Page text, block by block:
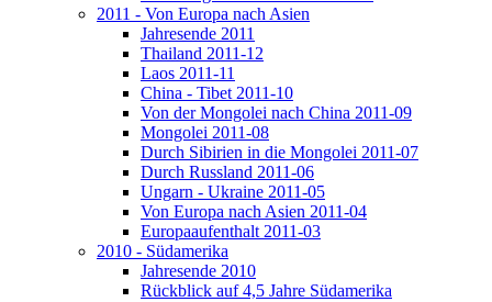
2011 - Von Europa nach Asien
Jahresende 2011
Thailand 2011-12
Laos 2011-11
China - Tibet 2011-10
Von der Mongolei nach China 2011-09
Mongolei 2011-08
Durch Sibirien in die Mongolei 2011-07
Durch Russland 2011-06
Ungarn - Ukraine 2011-05
Von Europa nach Asien 2011-04
Europaaufenthalt 2011-03
2010 - Südamerika
Jahresende 2010
Rückblick auf 4,5 Jahre Südamerika